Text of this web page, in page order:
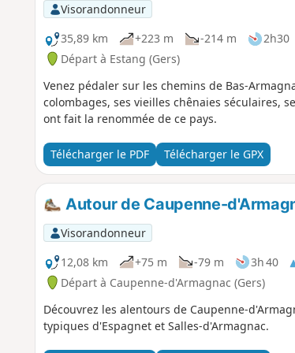
Visorandonneur
35,89 km
+223 m -214 m 2h30
Départ à Estang (Gers)
Venez pédaler sur les chemins de Bas-
colombages, ses vieilles chênaies séculaires,
ont fait la renommée de ce pays.
Télécharger le PDF Télécharger le GPX
Autour de Caupenne-
Visorandonneur
12,08 km
+75 m -79 m 3h 40
Départ à Caupenne-d'Armagnac (Gers)
Découvrez les alentours de Caupenne-
typiques d'Espagnet et Salles-d'Armagnac.